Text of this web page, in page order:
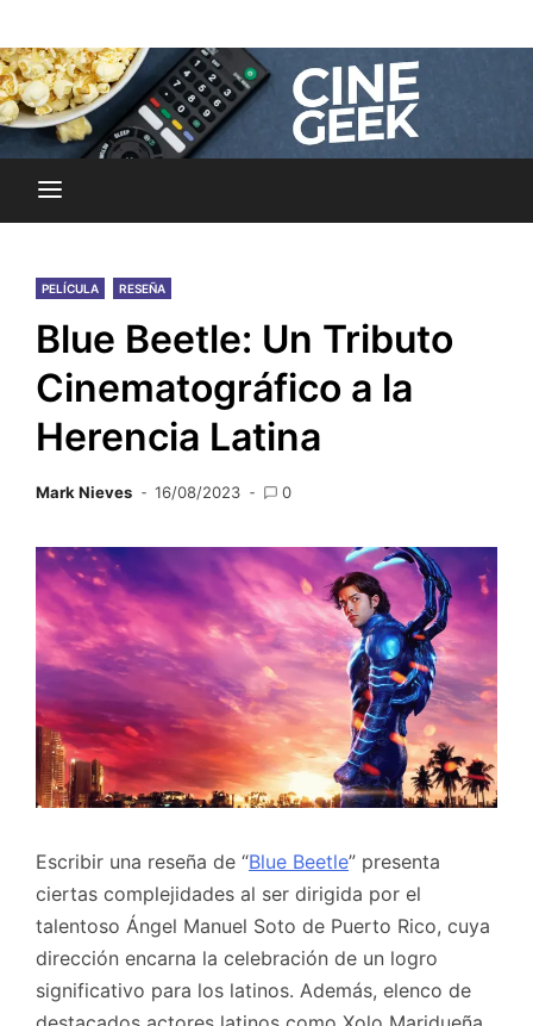
to
contentCine Geek
PELÍCULA RESEÑA
Blue Beetle: Un Tributo
Cinematográfico a la
Herencia Latina
Mark Nieves 16/08/2023 0
Escribir una reseña de “Blue Beetle” presenta
ciertas complejidades al ser dirigida por el
talentoso Ángel Manuel Soto de Puerto Rico, cuya
dirección encarna la celebración de un logro
significativo para los latinos. Además, elenco de